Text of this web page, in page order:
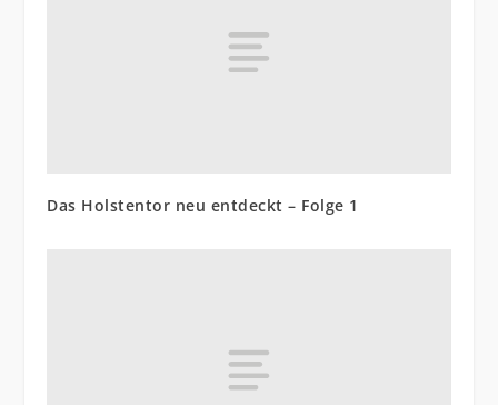
Das Holstentor neu entdeckt – Folge 1